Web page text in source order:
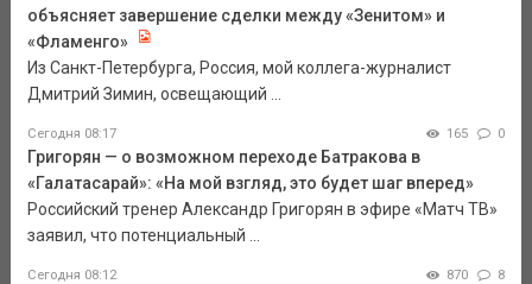
объясняет завершение сделки между «Зенитом» и
«Фламенго»
Из Санкт-Петербурга, Россия, мой коллега-журналист
Дмитрий Зимин, освещающий ...
Сегодня 08:17 165 0
Григорян — о возможном переходе Батракова в
«Галатасарай»: «На мой взгляд, это будет шаг вперед»
Российский тренер Александр Григорян в эфире «Матч ТВ»
заявил, что потенциальный ...
Сегодня 08:12 870 8